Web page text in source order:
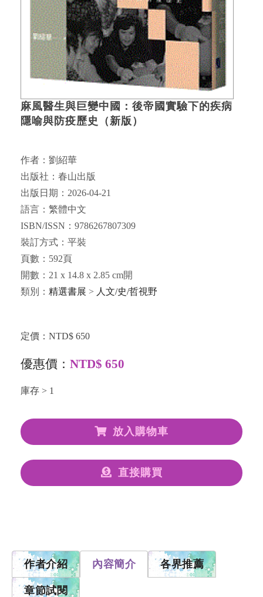
麻風醫生與巨變中國：後帝國實驗下的疾病
隱喻與防疫歷史（新版）
作者：劉紹華
出版社：春山出版
出版日期：2026-04-21
語言：繁體中文
ISBN/ISSN：9786267807309
裝訂方式：平裝
頁數：592頁
開數：21 x 14.8 x 2.85 cm開
類別： 精選書展 > 人文/史/哲視野
定價：NTD$ 650
優惠價： NTD$ 650
庫存 > 1
放入購物車
直接購買
作者介紹 內容簡介 各界推薦
章節試閱